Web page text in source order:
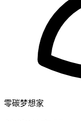
零碳梦想家